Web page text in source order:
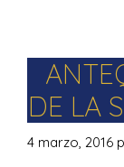
DE LA
4 marzo, 2016